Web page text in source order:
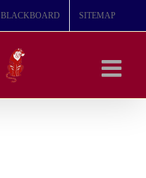
BLACKBOARD SITEMAP